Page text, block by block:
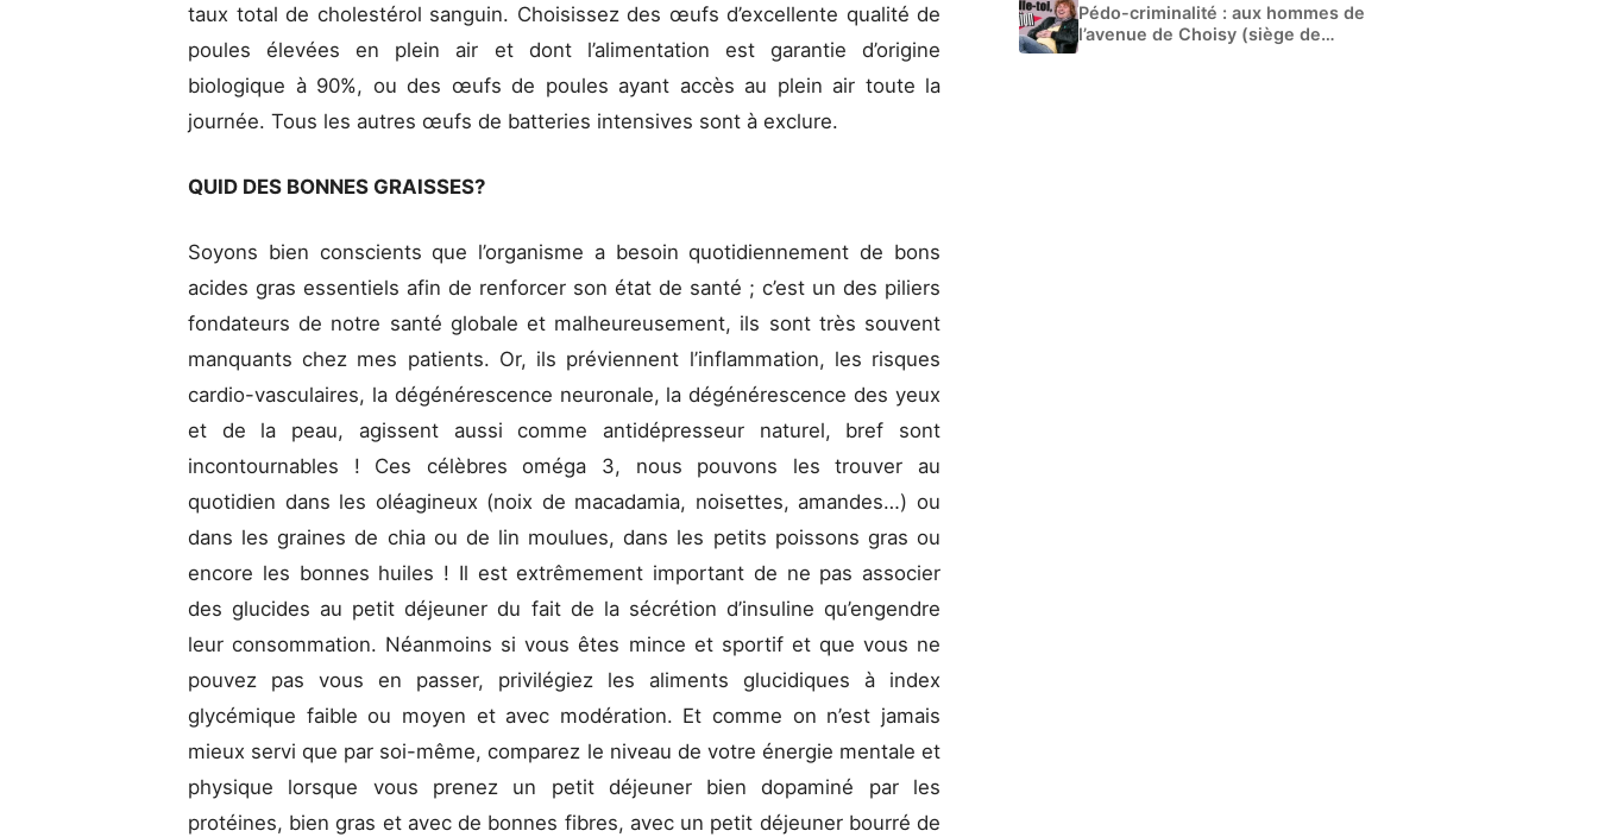
taux total de cholestérol sanguin. Choisissez des œufs d’excellente qualité de
poules élevées en plein air et dont l’alimentation est garantie d’origine
biologique à 90%, ou des œufs de poules ayant accès au plein air toute la
journée. Tous les autres œufs de batteries intensives sont à exclure.
QUID DES BONNES GRAISSES?
Soyons bien conscients que l’organisme a besoin quotidiennement de bons
acides gras essentiels afin de renforcer son état de santé ; c’est un des piliers
fondateurs de notre santé globale et malheureusement, ils sont très souvent
manquants chez mes patients. Or, ils préviennent l’inflammation, les risques
cardio-vasculaires, la dégénérescence neuronale, la dégénérescence des yeux
et de la peau, agissent aussi comme antidépresseur naturel, bref sont
incontournables ! Ces célèbres oméga 3, nous pouvons les trouver au
quotidien dans les oléagineux (noix de macadamia, noisettes, amandes…) ou
dans les graines de chia ou de lin moulues, dans les petits poissons gras ou
encore les bonnes huiles ! Il est extrêmement important de ne pas associer
des glucides au petit déjeuner du fait de la sécrétion d’insuline qu’engendre
leur consommation. Néanmoins si vous êtes mince et sportif et que vous ne
pouvez pas vous en passer, privilégiez les aliments glucidiques à index
glycémique faible ou moyen et avec modération. Et comme on n’est jamais
mieux servi que par soi-même, comparez le niveau de votre énergie mentale et
physique lorsque vous prenez un petit déjeuner bien dopaminé par les
protéines, bien gras et avec de bonnes fibres, avec un petit déjeuner bourré de
Pédo-criminalité : aux hommes de
l’avenue de Choisy (siège de